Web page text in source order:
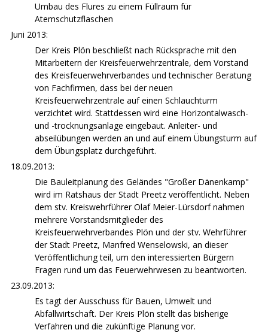
Umbau des Flures zu einem Füllraum für
Atemschutzflaschen
Juni 2013:
Der Kreis Plön beschließt nach Rücksprache mit den
Mitarbeitern der Kreisfeuerwehrzentrale, dem Vorstand
des Kreisfeuerwehrverbandes und technischer Beratung
von Fachfirmen, dass bei der neuen
Kreisfeuerwehrzentrale auf einen Schlauchturm
verzichtet wird. Stattdessen wird eine Horizontalwasch-
und -trocknungsanlage eingebaut. Anleiter- und
abseilübungen werden an und auf einem Übungsturm auf
dem Übungsplatz durchgeführt.
18.09.2013:
Die Bauleitplanung des Geländes "Großer Dänenkamp"
wird im Ratshaus der Stadt Preetz veröffentlicht. Neben
dem stv. Kreiswehrführer Olaf Meier-Lürsdorf nahmen
mehrere Vorstandsmitglieder des
Kreisfeuerwehrverbandes Plön und der stv. Wehrführer
der Stadt Preetz, Manfred Wenselowski, an dieser
Veröffentlichung teil, um den interessierten Bürgern
Fragen rund um das Feuerwehrwesen zu beantworten.
23.09.2013:
Es tagt der Ausschuss für Bauen, Umwelt und
Abfallwirtschaft. Der Kreis Plön stellt das bisherige
Verfahren und die zukünftige Planung vor.